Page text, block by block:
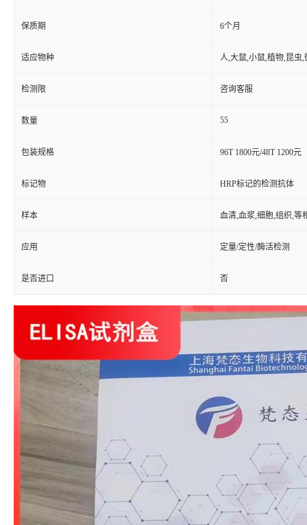
保质期 6个月
适应物种 人,大鼠,小鼠,植物,昆虫,
检测限 咨询客服
数量 55
包装规格 96T 1800元/48T 1200元
标记物 HRP标记的检测抗体
样本 血清,血浆,细胞,组织,等
应用 定量/定性/酶活检测
是否进口 否